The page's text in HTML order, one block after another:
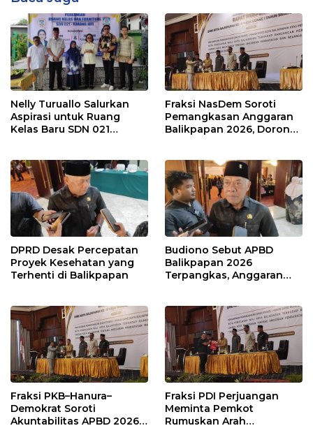
Nelly Turuallo Salurkan
Aspirasi untuk Ruang
Kelas Baru SDN 021
Fraksi NasDem Soroti
Pemangkasan Anggaran
Balikpapan 2026, Dorong
DPRD Desak Percepatan
Proyek Kesehatan yang
Terhenti di Balikpapan
Budiono Sebut APBD
Balikpapan 2026
Terpangkas, Anggaran
Fraksi PKB–Hanura–
Demokrat Soroti
Akuntabilitas APBD 2026
Fraksi PDI Perjuangan
Meminta Pemkot
Rumuskan Arah